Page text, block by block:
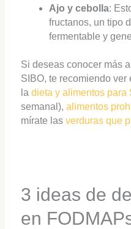
Ajo y cebolla:
fructanos, un tipo
fermentable y
Si deseas conocer más
SIBO, te recomiendo
la dieta y alimentos para
semanal), alimentos
mírate las verduras que
3 ideas de
en